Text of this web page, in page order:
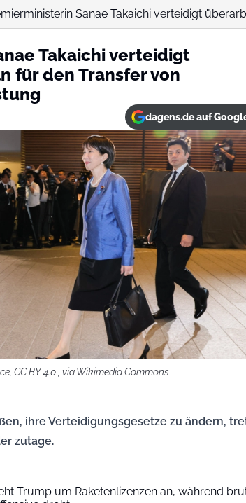
Sanae Takaichi verteidigt
Takaichi verteidigt
für den Transfer von
dagens.de auf
CC BY 4.0 , via Wikimedia Commons
ihre Verteidigungsgesetze zu ändern,
zutage.
Trump um Raketenlizenzen an, während